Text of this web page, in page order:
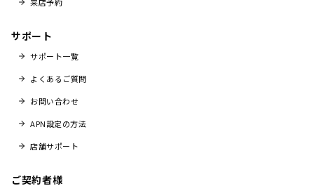
サポート
サポート一覧
よくあるご質問
お問い合わせ
APN設定の方法
店舗サポート
ご契約者様